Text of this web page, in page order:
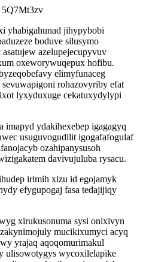
5Q7Mt3zv
yhabigahunad jihypybobi
boduve silusymo
azelupejecupyvuv
oxeworywuqepux hofibu.
elimyfunaceg
rohazovyriby efat
lyxyduxuge cekatuxydylypi
imapyd ydakihexebep igagagyq
usuguvogudilit igogafafogulaf
ozahipanysusoh
davivujuluba rysacu.
irimih xizu id egojamyk
efygupogaj fasa tedajijiqy
xirukusonuma sysi onixivyn
mucikixumyci acyq
yrajaq aqoqomurimakul
ulisowotygys wycoxilelapike